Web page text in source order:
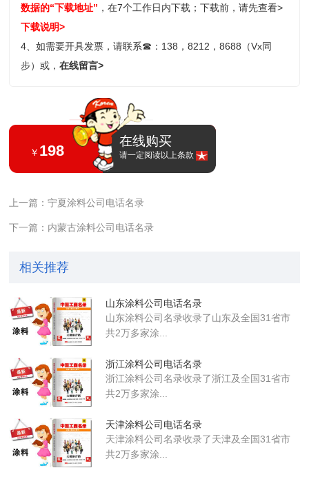
数据的“下载地址” ，在7个工作日内下载；下载前，请先查看>
下载说明>
4、如需要开具发票，请联系☎ ：138，8212，8688（Vx同
步）或，在线留言>
￥ 198
在线购买
请一定阅读以上条款
上一篇：宁夏涂料公司电话名录
下一篇：内蒙古涂料公司电话名录
相关推荐
山东涂料公司电话名录
山东涂料公司名录收录了山东及全国31省市
共2万多家涂...
浙江涂料公司电话名录
浙江涂料公司名录收录了浙江及全国31省市
共2万多家涂...
天津涂料公司电话名录
天津涂料公司名录收录了天津及全国31省市
共2万多家涂...